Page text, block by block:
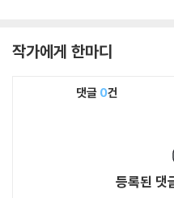
작가에게 한마디
댓글 0건
등록된 댓